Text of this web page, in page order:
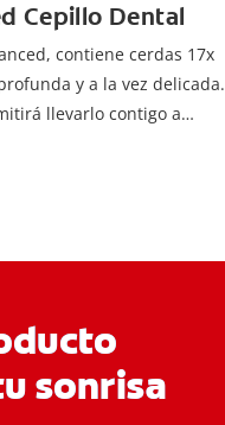
Cepillo Dental
contiene cerdas 17x
y a la vez delicada.
llevarlo contigo a
sonrisa